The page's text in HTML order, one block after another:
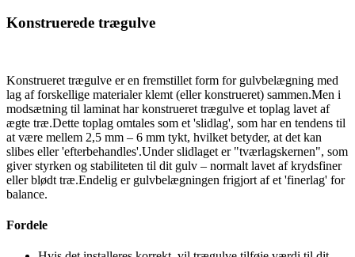
Konstruerede trægulve
Konstrueret trægulve er en fremstillet form for gulvbelægning med
lag af forskellige materialer klemt (eller konstrueret) sammen.Men i
modsætning til laminat har konstrueret trægulve et toplag lavet af
ægte træ.Dette toplag omtales som et 'slidlag', som har en tendens til
at være mellem 2,5 mm – 6 mm tykt, hvilket betyder, at det kan
slibes eller 'efterbehandles'.Under slidlaget er "tværlagskernen", som
giver styrken og stabiliteten til dit gulv – normalt lavet af krydsfiner
eller blødt træ.Endelig er gulvbelægningen frigjort af et 'finerlag' for
balance.
Fordele